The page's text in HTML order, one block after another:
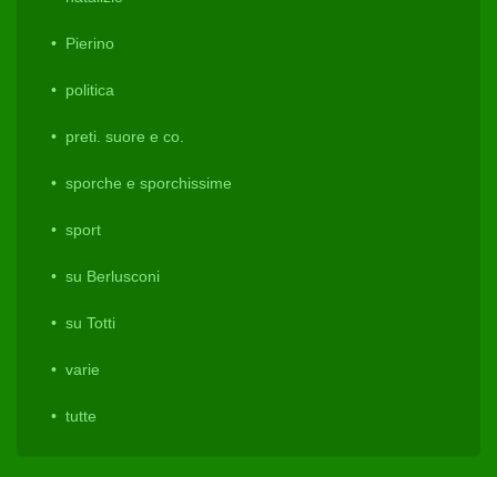
Pierino
politica
preti. suore e co.
sporche e sporchissime
sport
su Berlusconi
su Totti
varie
tutte